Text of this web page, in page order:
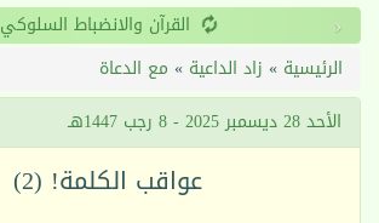
القرآن والانضباط السلوكي ‹
الرئيسية » زاد الداعية » مع الدعاة
الأحد 28 ديسمبر 2025 - 8 رجب 1447هـ
عواقب الكلمة! (2)